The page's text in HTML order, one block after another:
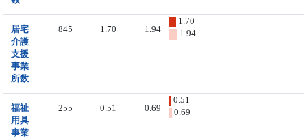
居宅
介護
支援
事業
所数
845 1.70 1.94
1.70
1.94
福祉
用具
事業
255 0.51 0.69
0.51
0.69